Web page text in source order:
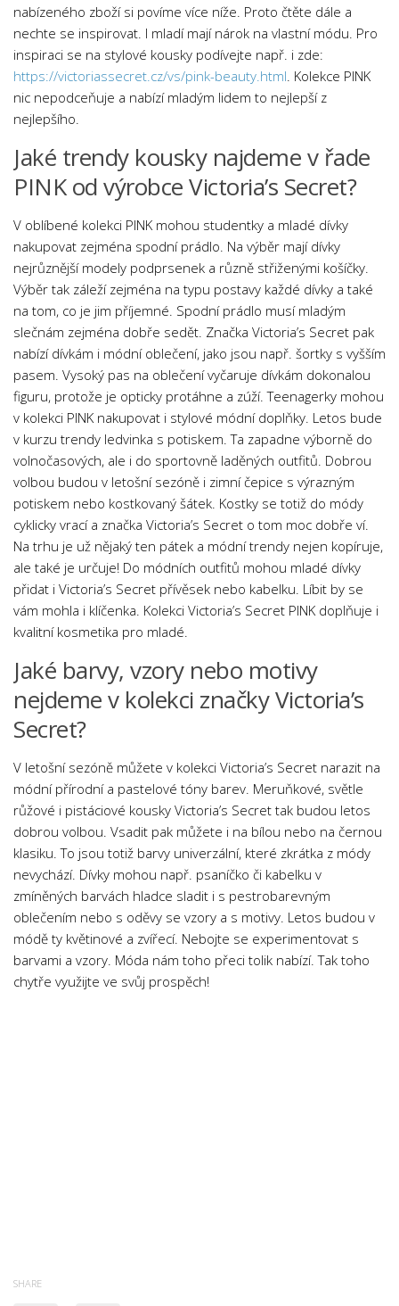
nabízeného zboží si povíme více níže. Proto čtěte dále a
nechte se inspirovat. I mladí mají nárok na vlastní módu. Pro
inspiraci se na stylové kousky podívejte např. i zde:
https://victoriassecret.cz/vs/pink-beauty.html . Kolekce PINK
nic nepodceňuje a nabízí mladým lidem to nejlepší z
nejlepšího.
Jaké trendy kousky najdeme v řade
PINK od výrobce Victoria’s Secret?
V oblíbené kolekci PINK mohou studentky a mladé dívky
nakupovat zejména spodní prádlo. Na výběr mají dívky
nejrůznější modely podprsenek a různě střiženými košíčky.
Výběr tak záleží zejména na typu postavy každé dívky a také
na tom, co je jim příjemné. Spodní prádlo musí mladým
slečnám zejména dobře sedět. Značka Victoria’s Secret pak
nabízí dívkám i módní oblečení, jako jsou např. šortky s vyšším
pasem. Vysoký pas na oblečení vyčaruje dívkám dokonalou
figuru, protože je opticky protáhne a zúží. Teenagerky mohou
v kolekci PINK nakupovat i stylové módní doplňky. Letos bude
v kurzu trendy ledvinka s potiskem. Ta zapadne výborně do
volnočasových, ale i do sportovně laděných outfitů. Dobrou
volbou budou v letošní sezóně i zimní čepice s výrazným
potiskem nebo kostkovaný šátek. Kostky se totiž do módy
cyklicky vrací a značka Victoria’s Secret o tom moc dobře ví.
Na trhu je už nějaký ten pátek a módní trendy nejen kopíruje,
ale také je určuje! Do módních outfitů mohou mladé dívky
přidat i Victoria’s Secret přívěsek nebo kabelku. Líbit by se
vám mohla i klíčenka. Kolekci Victoria’s Secret PINK doplňuje i
kvalitní kosmetika pro mladé.
Jaké barvy, vzory nebo motivy
nejdeme v kolekci značky Victoria’s
Secret?
V letošní sezóně můžete v kolekci Victoria’s Secret narazit na
módní přírodní a pastelové tóny barev. Meruňkové, světle
růžové i pistáciové kousky Victoria’s Secret tak budou letos
dobrou volbou. Vsadit pak můžete i na bílou nebo na černou
klasiku. To jsou totiž barvy univerzální, které zkrátka z módy
nevychází. Dívky mohou např. psaníčko či kabelku v
zmíněných barvách hladce sladit i s pestrobarevným
oblečením nebo s oděvy se vzory a s motivy. Letos budou v
módě ty květinové a zvířecí. Nebojte se experimentovat s
barvami a vzory. Móda nám toho přeci tolik nabízí. Tak toho
chytře využijte ve svůj prospěch!
SHARE